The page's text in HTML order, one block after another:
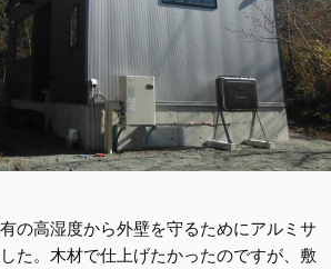
の高湿度から外壁を守るためにアルミサ
た。木材で仕上げたかったのですが、敷